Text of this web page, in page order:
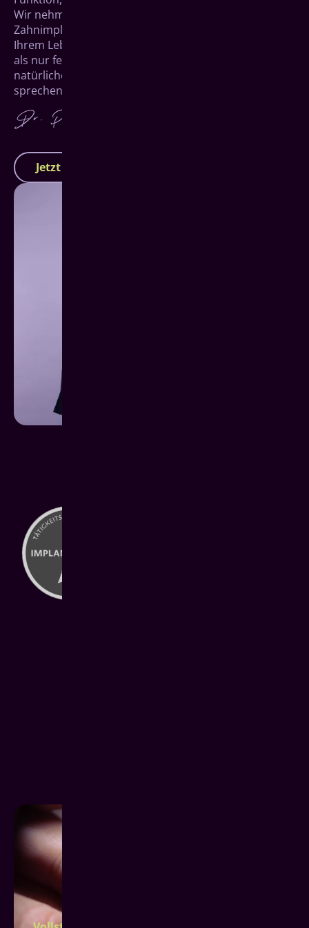
Wir nehmen uns Zeit für Sie und entwickeln
Zahnimplantate für Herborn, die perfekt zu Ihnen und
Ihrem Leben passen. Denn am Ende geht es um mehr
als nur feste Zähne – es geht darum, mit einem
natürlichen Zahnersatz wieder unbeschwert lachen,
sprechen und genießen zu können.
Jetzt Termin vereinbaren